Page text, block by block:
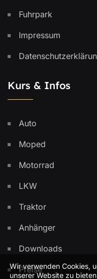
Fuhrpark
Impressum
Kurs & Infos
Auto
Moped
Motorrad
LKW
Traktor
Anhänger
Downloads
Preise
Wir verwenden Cookies,
unserer Website zu